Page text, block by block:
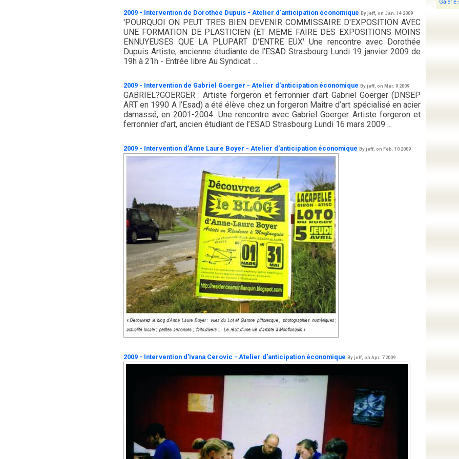
2009 - Intervention de Dorothée Dupuis - Atelier d'anticipation économique By jeff, on Jan. 14 2009
'POURQUOI ON PEUT TRES BIEN DEVENIR COMMISSAIRE D'EXPOSITION AVEC
UNE FORMATION DE PLASTICIEN (ET MEME FAIRE DES EXPOSITIONS MOINS
ENNUYEUSES QUE LA PLUPART D'ENTRE EUX' Une rencontre avec Dorothée
Dupuis Artiste, ancienne étudiante de l’ESAD Strasbourg Lundi 19 janvier 2009 de
19h à 21h - Entrée libre Au Syndicat ...
2009 - Intervention de Gabriel Goerger - Atelier d'anticipation économique By jeff, on Mar. 9 2009
GABRIEL?GOERGER : Artiste forgeron et ferronnier d’art Gabriel Goerger (DNSEP
ART en 1990 A l’Esad) a été élève chez un forgeron Maître d’art spécialisé en acier
damassé, en 2001-2004. Une rencontre avec Gabriel Goerger Artiste forgeron et
ferronnier d’art, ancien étudiant de l’ESAD Strasbourg Lundi 16 mars 2009 ...
2009 - Intervention d'Anne Laure Boyer - Atelier d'anticipation économique By jeff, on Feb. 10 2009
2009 - Intervention d'Ivana Cerovic - Atelier d'anticipation économique By jeff, on Apr. 7 2009